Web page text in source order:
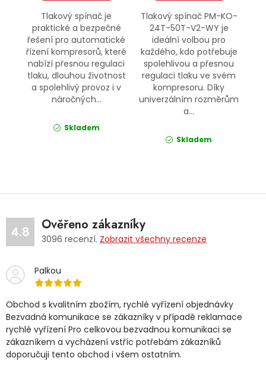
Tlakový spínač je
praktické a bezpečné
řešení pro automatické
řízení kompresorů, které
nabízí přesnou regulaci
tlaku, dlouhou životnost
a spolehlivý provoz i v
náročných...
Skladem
Tlakový spínač PM-KO-
24T-50T-V2-WY je
ideální volbou pro
každého, kdo potřebuje
spolehlivou a přesnou
regulaci tlaku ve svém
kompresoru. Díky
univerzálním rozměrům
a...
Skladem
4.8 Ověřeno zákazníky
3096 recenzí. Zobrazit všechny recenze
Palkou
Obchod s kvalitním zbožím, rychlé vyřízení objednávky
Bezvadná komunikace se zákazníky v případě reklamace
rychlé vyřízení Pro celkovou bezvadnou komunikaci se
zákazníkem a vycházení vstříc potřebám zákazníků
doporučuji tento obchod i všem ostatním.